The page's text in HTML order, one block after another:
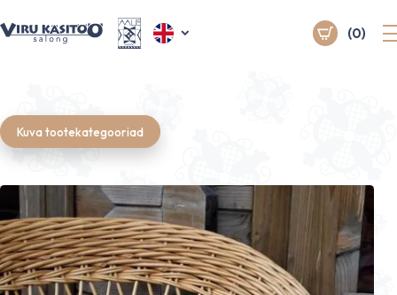
(0)
Kuva tootekategooriad